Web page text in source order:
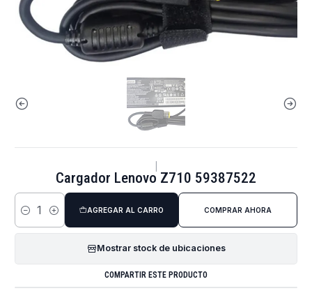
Cargador Lenovo Z710 59387522
Cantidad
AGREGAR AL CARRO COMPRAR AHORA
Mostrar stock de ubicaciones
COMPARTIR ESTE PRODUCTO